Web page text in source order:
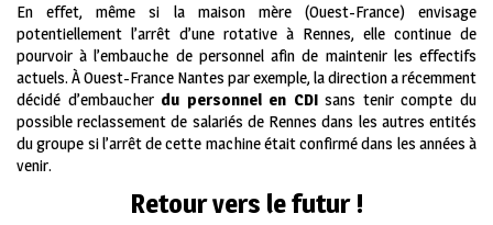
En effet, même si la maison mère (Ouest-France) envisage
potentiellement l’arrêt d’une rotative à Rennes, elle continue de
pourvoir à l’embauche de personnel afin de maintenir les effectifs
actuels. À Ouest-France Nantes par exemple, la direction a récemment
décidé d’embaucher du personnel en CDIsans tenir compte du
possible reclassement de salariés de Rennes dans les autres entités
du groupe si l’arrêt de cette machine était confirmé dans les années à
venir.
Retour vers le futur !